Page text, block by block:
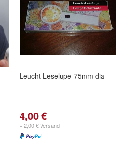
Leucht-Leselupe-75mm dia
4,00 €
+ 2,00 € Versand